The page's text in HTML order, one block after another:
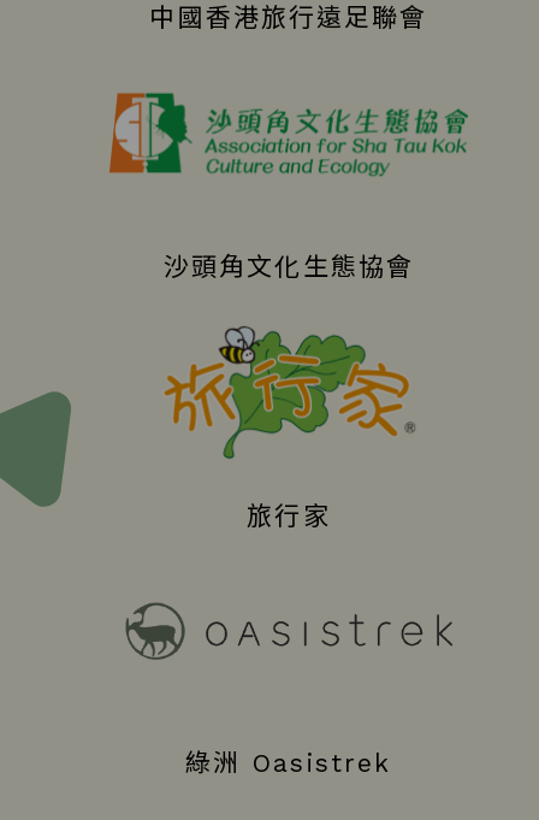
中國香港旅行遠足聯會
沙頭角文化生態協會
旅行家
綠洲 Oasistrek